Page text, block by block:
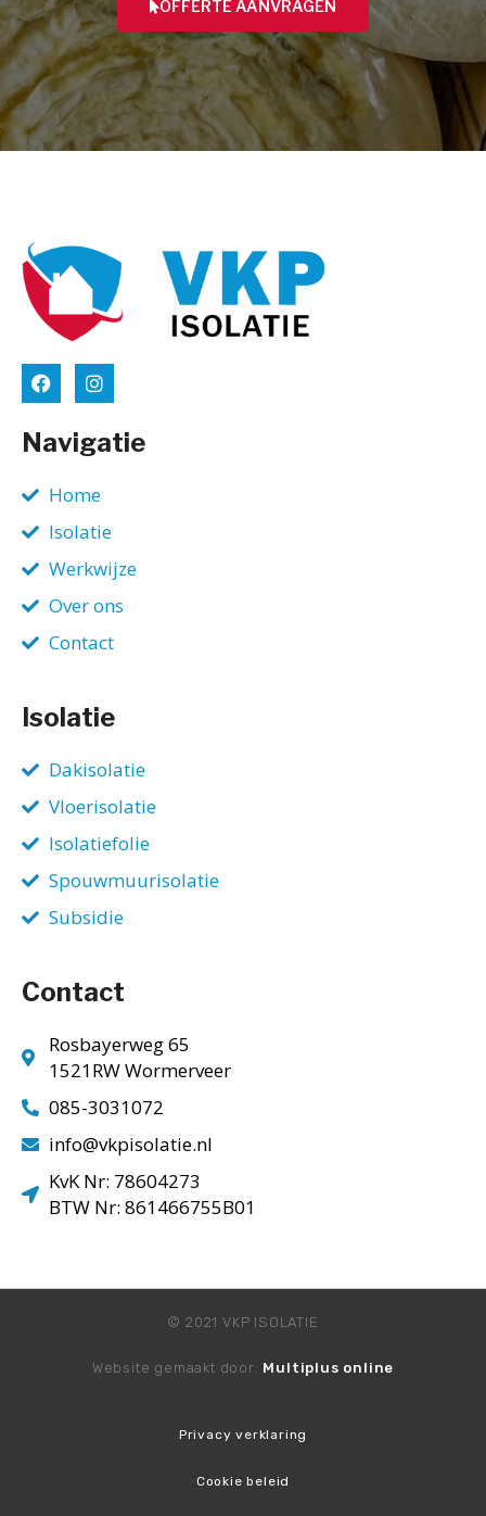
OFFERTE AANVRAGEN
Navigatie
Home
Isolatie
Werkwijze
Over ons
Contact
Isolatie
Dakisolatie
Vloerisolatie
Isolatiefolie
Spouwmuurisolatie
Subsidie
Contact
Rosbayerweg 65
1521RW Wormerveer
085-3031072
info@vkpisolatie.nl
KvK Nr: 78604273
BTW Nr: 861466755B01
© 2021 VKP ISOLATIE
Website gemaakt door: Multiplus online
Privacy verklaring
Cookie beleid